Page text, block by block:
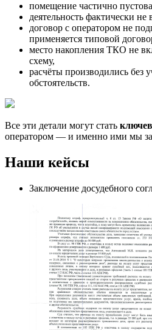
помещение частично
деятельность фактически не
договор с оператором не
применяется типовой
место накопления ТКО не
схему,
расчёты производились без
обстоятельств.
Все эти детали могут стать
оператором — и именно ими мы
Наши кейсы
Заключение досудебного